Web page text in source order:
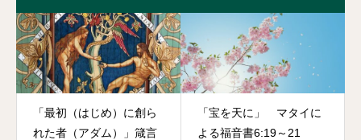
「最初（はじめ）に創ら
れた者（アダム）」箴言
「宝を天に」 マタイに
よる福音書6:19～21